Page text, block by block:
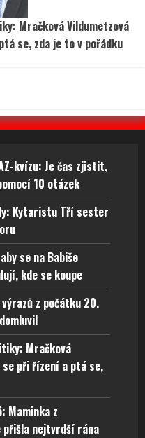
Mračková Vildumetzová
se, zda je to v pořádku
kvízu: Je čas zjistit,
10 otázek
Kytaristu Tří sester
se na Babiše
kde se koupe
z počátku 20.
Mračková
při řízení a ptá se,
Maminka z
nejtvrdší rána